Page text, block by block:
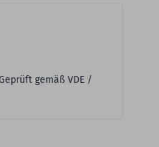
gemäß VDE /